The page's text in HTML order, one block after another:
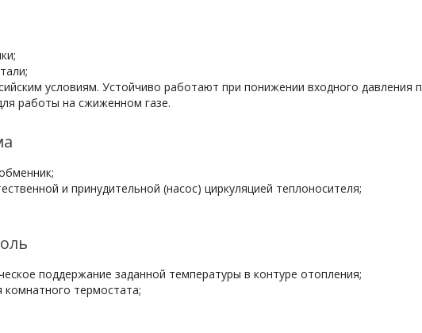
условиям. Устойчиво работают при понижении входного давления
работы на сжиженном газе.
и принудительной (насос) циркуляцией теплоносителя;
поддержание заданной температуры в контуре отопления;
термостата;